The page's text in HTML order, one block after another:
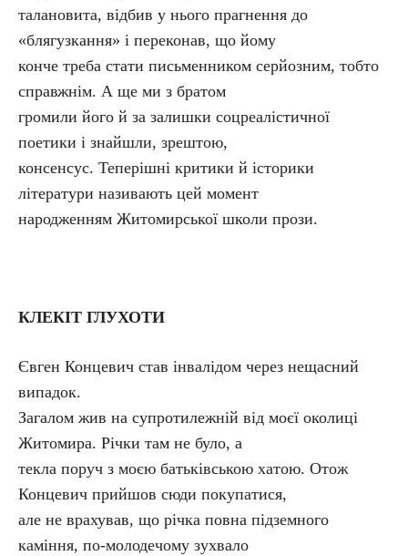
талановита, відбив у нього прагнення до
«блягузкання» і переконав, що йому
конче треба стати письменником серйозним, тобто
справжнім. А ще ми з братом
громили його й за залишки соцреалістичної
поетики і знайшли, зрештою,
консенсус. Теперішні критики й історики
літератури називають цей момент
народженням Житомирської школи прози.
КЛЕКІТ ГЛУХОТИ
Євген Концевич став інвалідом через нещасний
випадок.
Загалом жив на супротилежній від моєї околиці
Житомира. Річки там не було, а
текла поруч з моєю батьківською хатою. Отож
Концевич прийшов сюди покупатися,
але не врахував, що річка повна підземного
каміння, по-молодечому зухвало